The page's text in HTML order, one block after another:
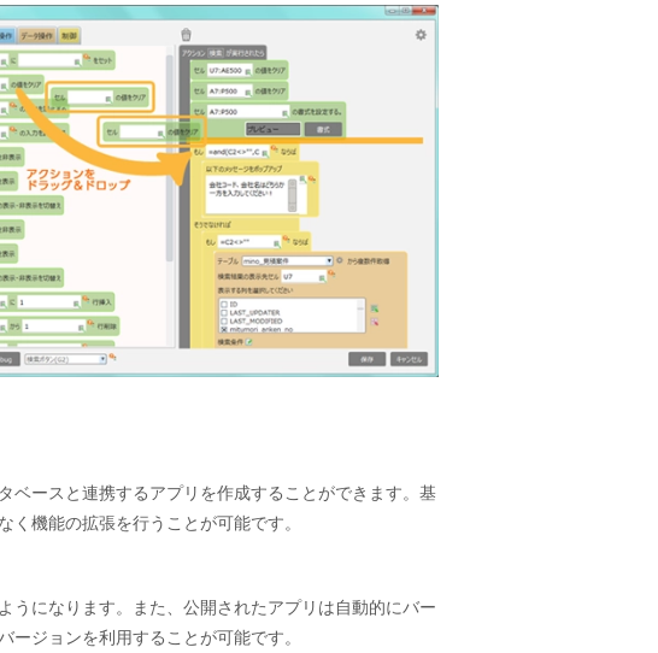
ベースと連携するアプリを作成することができます。基
機能の拡張を行うことが可能です。
うになります。また、公開されたアプリは自動的にバー
ジョンを利用することが可能です。